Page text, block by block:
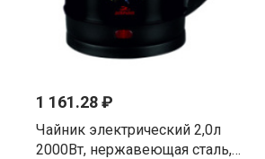
1 161.28 ₽
Чайник электрический 2,0л
2000Вт, нержавеющая сталь,